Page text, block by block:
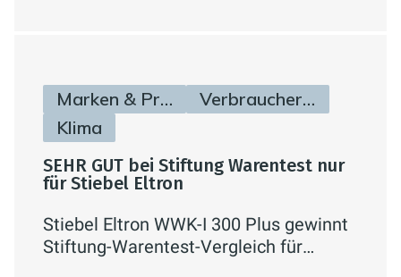
Marken & Produkte
Verbraucherinfos
Klima
SEHR GUT bei Stiftung Warentest nur
für Stiebel Eltron
Stiebel Eltron WWK-I 300 Plus gewinnt
Stiftung-Warentest-Vergleich für